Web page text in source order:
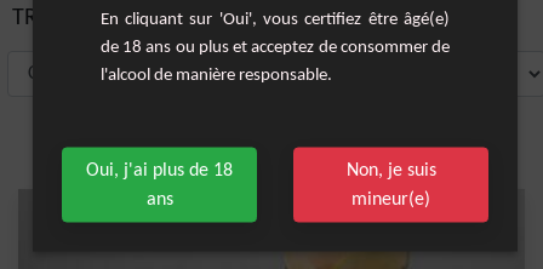
TRIER PAR:En cliquant sur 'Oui', vous certifiez être âgé(e)
de 18 ans ou plus et acceptez de consommer de
l'alcool de manière responsable.
Oui, j'ai plus de 18
ans
Non, je suis
mineur(e)